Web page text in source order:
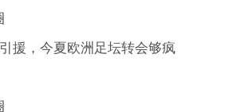
援，今夏欧洲足坛转会够疯